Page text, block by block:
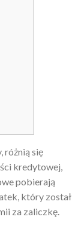
różnią się
kredytowej,
pobierają
który został
za zaliczkę.